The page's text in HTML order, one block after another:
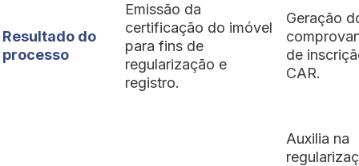
Resultado do
processo
Emissão da
certificação do imóvel
para fins de
regularização e
registro.
Geração
de
CAR.
Auxilia na